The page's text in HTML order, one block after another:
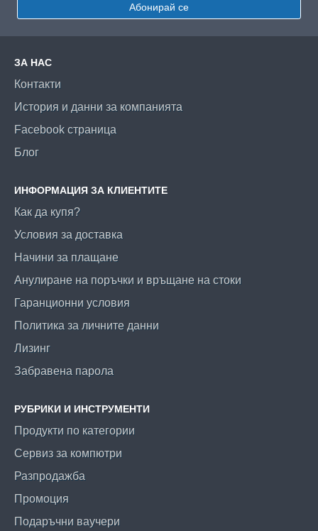
Абонирай се
ЗА НАС
Контакти
История и данни за компанията
Facebook страница
Блог
ИНФОРМАЦИЯ ЗА КЛИЕНТИТЕ
Как да купя?
Условия за доставка
Начини за плащане
Анулиране на поръчки и връщане на стоки
Гаранционни условия
Политика за личните данни
Лизинг
Забравена парола
РУБРИКИ И ИНСТРУМЕНТИ
Продукти по категории
Сервиз за компютри
Разпродажба
Промоция
Подаръчни ваучери